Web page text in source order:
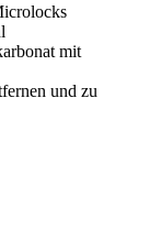
mit
und zu